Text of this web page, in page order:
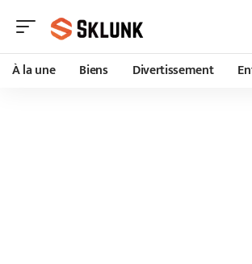
À la une Biens Divertissement